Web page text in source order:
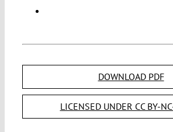
DOWNLOAD PDF
LICENSED UNDER CC BY-